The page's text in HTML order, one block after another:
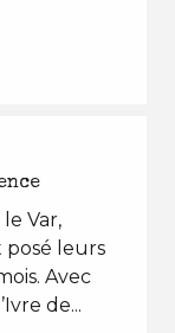
Var,
posé leurs
Avec
de...